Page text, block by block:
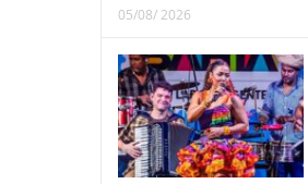
05/08/ 2026